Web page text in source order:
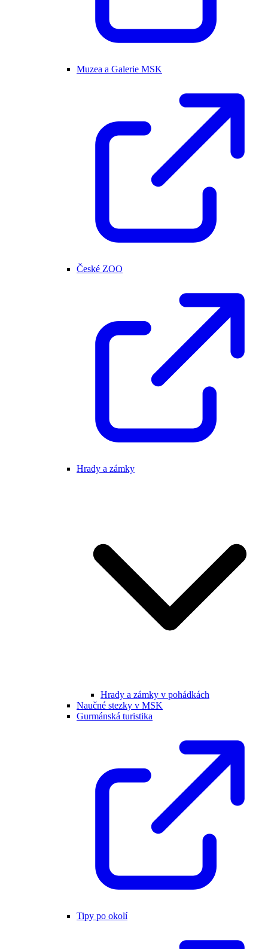
Muzea a Galerie MSK
České ZOO
Hrady a zámky
Hrady a zámky v pohádkách
Naučné stezky v MSK
Gurmánská turistika
Tipy po okolí